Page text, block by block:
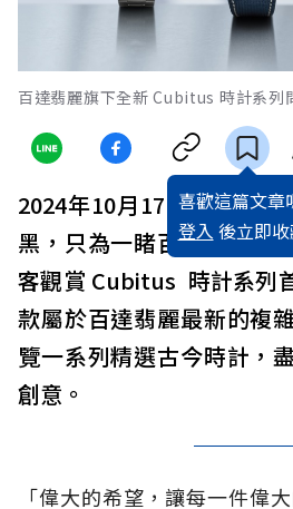
百達翡麗旗下全新 Cubitus 時計系列
喜歡這篇文章
登入 後立即
2024年10月17日，約600
黑，只為一睹百達翡麗全
客觀賞 Cubitus 時計系列
款屬於百達翡麗最新的複
覽一系列精選古今時計，
創意。
「偉大的希望，讓每一件偉